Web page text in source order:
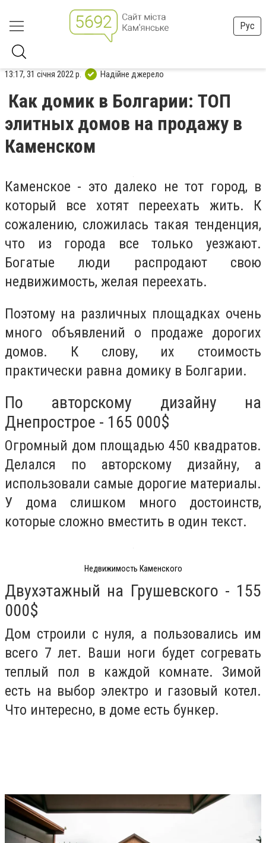
Рус
13:17, 31 січня 2022 р. Надійне джерело
Как домик в Болгарии: ТОП
элитных домов на продажу в
Каменском
Каменское - это далеко не тот город, в
который все хотят переехать жить. К
сожалению, сложилась такая тенденция,
что из города все только уезжают.
Богатые люди распродают свою
недвижимость, желая переехать.
Поэтому на различных площадках очень
много объявлений о продаже дорогих
домов. К слову, их стоимость
практически равна домику в Болгарии.
По авторскому дизайну на
Днепрострое - 165 000$
Огромный дом площадью 450 квадратов.
Делался по авторскому дизайну, а
использовали самые дорогие материалы.
У дома слишком много достоинств,
которые сложно вместить в один текст.
Недвижимость Каменского
Двухэтажный на Грушевского - 155
000$
Дом строили с нуля, а пользовались им
всего 7 лет. Ваши ноги будет согревать
теплый пол в каждой комнате. Зимой
есть на выбор электро и газовый котел.
Что интересно, в доме есть бункер.